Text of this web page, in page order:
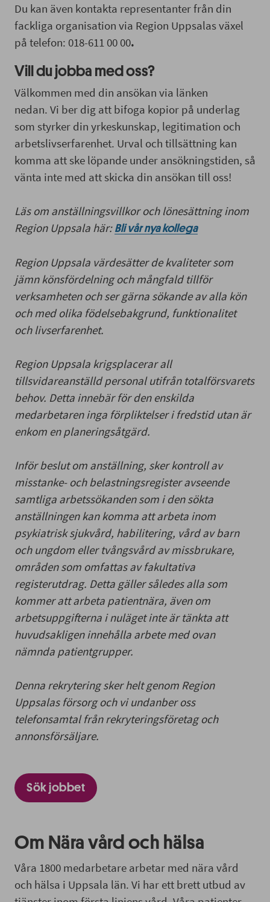
Du kan även kontakta representanter från din
fackliga organisation via Region Uppsalas växel
på telefon: 018-611 00 00.
Vill du jobba med oss?
Välkommen med din ansökan via länken
nedan. Vi ber dig att bifoga kopior på underlag
som styrker din yrkeskunskap, legitimation och
arbetslivserfarenhet. Urval och tillsättning kan
komma att ske löpande under ansökningstiden, så
vänta inte med att skicka din ansökan till oss!
Läs om anställningsvillkor och lönesättning inom
Region Uppsala här: Bli vår nya kollega
Region Uppsala värdesätter de kvaliteter som
jämn könsfördelning och mångfald tillför
verksamheten och ser gärna sökande av alla kön
och med olika födelsebakgrund, funktionalitet
och livserfarenhet.
Region Uppsala krigsplacerar all
tillsvidareanställd personal utifrån totalförsvarets
behov. Detta innebär för den enskilda
medarbetaren inga förpliktelser i fredstid utan är
enkom en planeringsåtgärd.
Inför beslut om anställning, sker kontroll av
misstanke- och belastningsregister avseende
samtliga arbetssökanden som i den sökta
anställningen kan komma att arbeta inom
psykiatrisk sjukvård, habilitering, vård av barn
och ungdom eller tvångsvård av missbrukare,
områden som omfattas av fakultativa
registerutdrag. Detta gäller således alla som
kommer att arbeta patientnära, även om
arbetsuppgifterna i nuläget inte är tänkta att
huvudsakligen innehålla arbete med ovan
nämnda patientgrupper.
Denna rekrytering sker helt genom Region
Uppsalas försorg och vi undanber oss
telefonsamtal från rekryteringsföretag och
annonsförsäljare.
Sök jobbet
Om Nära vård och hälsa
Våra 1800 medarbetare arbetar med nära vård
och hälsa i Uppsala län. Vi har ett brett utbud av